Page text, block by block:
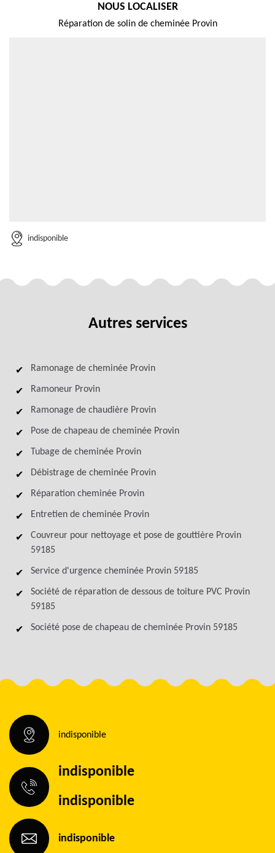
NOUS LOCALISER
Réparation de solin de cheminée Provin
indisponible
Autres services
Ramonage de cheminée Provin
Ramoneur Provin
Ramonage de chaudière Provin
Pose de chapeau de cheminée Provin
Tubage de cheminée Provin
Débistrage de cheminée Provin
Réparation cheminée Provin
Entretien de cheminée Provin
Couvreur pour nettoyage et pose de gouttière Provin
59185
Service d'urgence cheminée Provin 59185
Société de réparation de dessous de toiture PVC Provin
59185
Société pose de chapeau de cheminée Provin 59185
indisponible
indisponible
indisponible
indisponible